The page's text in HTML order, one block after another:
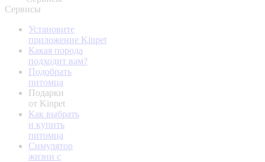
Сервисы
Установите
приложение Kinpet
Какая порода
подходит вам?
Подобрать
питомца
Подарки
от Kinpet
Как выбрать
и купить
питомца
Симулятор
жизни с